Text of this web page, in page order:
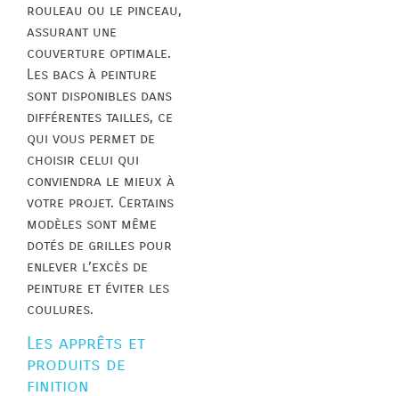
rouleau ou le pinceau,
assurant une
couverture optimale.
Les bacs à peinture
sont disponibles dans
différentes tailles, ce
qui vous permet de
choisir celui qui
conviendra le mieux à
votre projet. Certains
modèles sont même
dotés de grilles pour
enlever l’excès de
peinture et éviter les
coulures.
Les apprêts et
produits de
finition